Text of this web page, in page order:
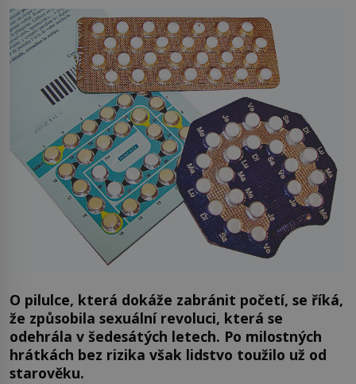
O pilulce, která dokáže zabránit početí, se říká,
že způsobila sexuální revoluci, která se
odehrála v šedesátých letech. Po milostných
hrátkách bez rizika však lidstvo toužilo už od
starověku.